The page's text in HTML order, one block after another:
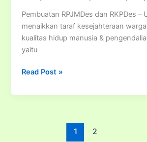
Pembuatan RPJMDes dan RKPDes –
menaikkan taraf kesejahteraan
kualitas hidup manusia &
yaitu
Bimtek
RPJMDes
Read Post »
1 2